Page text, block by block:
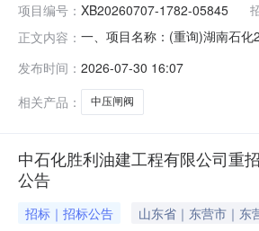
项目编号： XB20260707-1782-05845
正文内容： 一、项目名称：(重询)湖南石
公司备选供应商5/52026-09-03
发布时间： 2026-07-30 16:07
相关产品：
中压闸阀
中石化胜利油建工程有限公司重
公告
招标｜招标公告 山东省｜东营市｜东